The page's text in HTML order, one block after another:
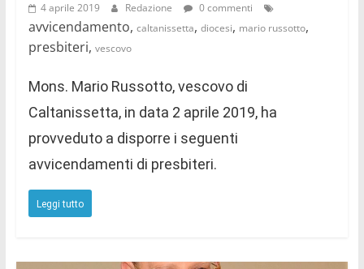
4 aprile 2019 Redazione 0 commenti
avvicendamento, caltanissetta, diocesi, mario russotto,
presbiteri, vescovo
Mons. Mario Russotto, vescovo di
Caltanissetta, in data 2 aprile 2019, ha
provveduto a disporre i seguenti
avvicendamenti di presbiteri.
Leggi tutto